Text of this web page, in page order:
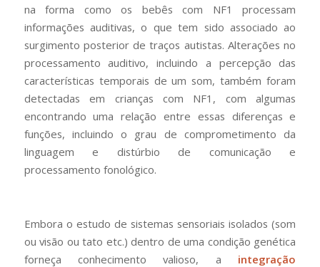
na forma como os bebês com NF1 processam
informações auditivas, o que tem sido associado ao
surgimento posterior de traços autistas. Alterações no
processamento auditivo, incluindo a percepção das
características temporais de um som, também foram
detectadas em crianças com NF1, com algumas
encontrando uma relação entre essas diferenças e
funções, incluindo o grau de comprometimento da
linguagem e distúrbio de comunicação e
processamento fonológico.
Embora o estudo de sistemas sensoriais isolados (som
ou visão ou tato etc.) dentro de uma condição genética
forneça conhecimento valioso, a integração